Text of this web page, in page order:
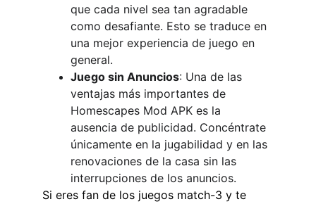
que cada nivel sea tan agradable
como desafiante. Esto se traduce en
una mejor experiencia de juego en
general.
Juego sin Anuncios: Una de las
ventajas más importantes de
Homescapes Mod APK es la
ausencia de publicidad. Concéntrate
únicamente en la jugabilidad y en las
renovaciones de la casa sin las
interrupciones de los anuncios.
Si eres fan de los juegos match-3 y te